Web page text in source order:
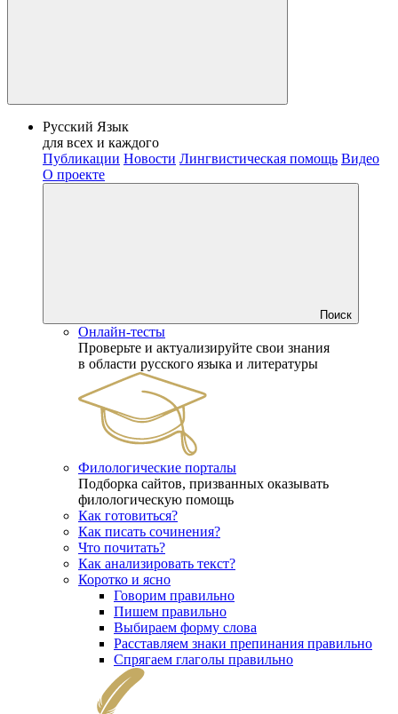
Русский Язык
для всех и каждого
Публикации Новости Лингвистическая помощь Видео
О проекте
Поиск
Онлайн-тесты
Проверьте и актуализируйте свои знания
в области русского языка и литературы
Филологические порталы
Подборка сайтов, призванных оказывать
филологическую помощь
Как готовиться?
Как писать сочинения?
Что почитать?
Как анализировать текст?
Коротко и ясно
Говорим правильно
Пишем правильно
Выбираем форму слова
Расставляем знаки препинания правильно
Спрягаем глаголы правильно